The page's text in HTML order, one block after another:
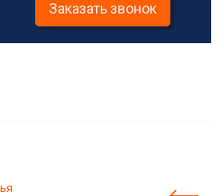
Заказать звонок